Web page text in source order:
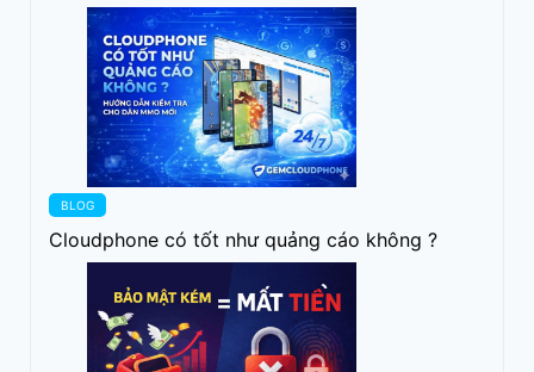
BLOG
Cloudphone có tốt như quảng cáo không ?